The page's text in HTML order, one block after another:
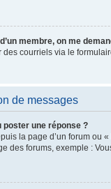
membre, on me
des courriels via le
de messages
poster une réponse ?
la page d’un forum ou
des forums, exemple :